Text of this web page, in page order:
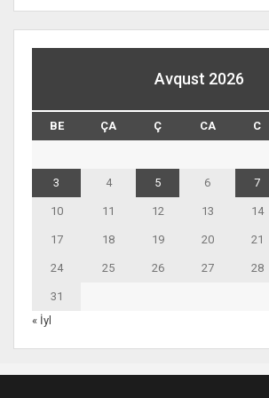
Avqust 2026
BE ÇA Ç CA C
3 4 5 6 7
10 11 12 13 14
17 18 19 20 21
24 25 26 27 28
31
« İyl